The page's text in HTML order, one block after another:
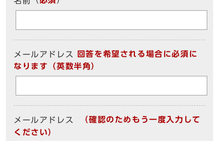
メールアドレス
回答を希望される場合に必須に
なります（英数半角）
メールアドレス
（確認のためもう一度入力して
ください）